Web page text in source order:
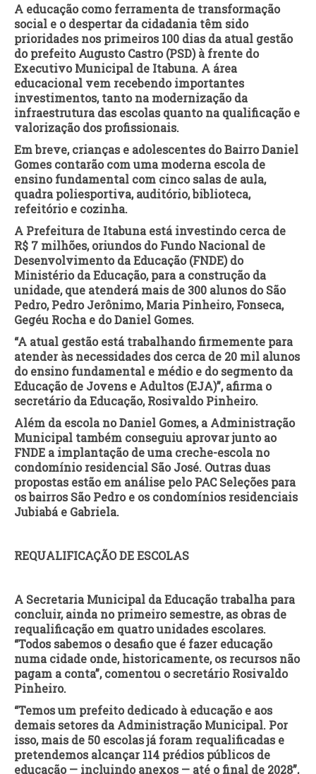
A educação como ferramenta de transformação
social e o despertar da cidadania têm sido
prioridades nos primeiros 100 dias da atual gestão
do prefeito Augusto Castro (PSD) à frente do
Executivo Municipal de Itabuna. A área
educacional vem recebendo importantes
investimentos, tanto na modernização da
infraestrutura das escolas quanto na qualificação e
valorização dos profissionais.
Em breve, crianças e adolescentes do Bairro Daniel
Gomes contarão com uma moderna escola de
ensino fundamental com cinco salas de aula,
quadra poliesportiva, auditório, biblioteca,
refeitório e cozinha.
A Prefeitura de Itabuna está investindo cerca de
R$ 7 milhões, oriundos do Fundo Nacional de
Desenvolvimento da Educação (FNDE) do
Ministério da Educação, para a construção da
unidade, que atenderá mais de 300 alunos do São
Pedro, Pedro Jerônimo, Maria Pinheiro, Fonseca,
Gegéu Rocha e do Daniel Gomes.
“A atual gestão está trabalhando firmemente para
atender às necessidades dos cerca de 20 mil alunos
do ensino fundamental e médio e do segmento da
Educação de Jovens e Adultos (EJA)”, afirma o
secretário da Educação, Rosivaldo Pinheiro.
Além da escola no Daniel Gomes, a Administração
Municipal também conseguiu aprovar junto ao
FNDE a implantação de uma creche-escola no
condomínio residencial São José. Outras duas
propostas estão em análise pelo PAC Seleções para
os bairros São Pedro e os condomínios residenciais
Jubiabá e Gabriela.
REQUALIFICAÇÃO DE ESCOLAS
A Secretaria Municipal da Educação trabalha para
concluir, ainda no primeiro semestre, as obras de
requalificação em quatro unidades escolares.
“Todos sabemos o desafio que é fazer educação
numa cidade onde, historicamente, os recursos não
pagam a conta”, comentou o secretário Rosivaldo
Pinheiro.
“Temos um prefeito dedicado à educação e aos
demais setores da Administração Municipal. Por
isso, mais de 50 escolas já foram requalificadas e
pretendemos alcançar 114 prédios públicos de
educação — incluindo anexos — até o final de 2028”,